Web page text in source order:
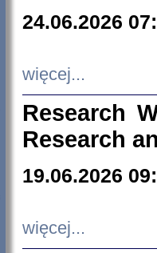
24.06.2026
więcej...
Research
Research
19.06.2026
więcej...